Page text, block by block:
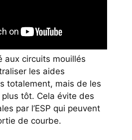
aux circuits mouillés
les aides
totalement, mais de les
tôt. Cela évite des
par l’ESP qui peuvent
de courbe.